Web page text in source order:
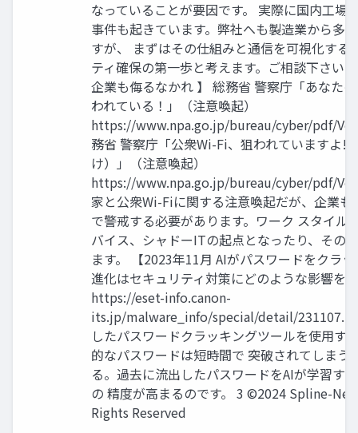
なっていることが要因です。 実際に国内工場
事件も起きています。弊社へも製造業から多
すが、 まずはその仕組みと通信を可視化する
ティ確保の第一歩と考えます。ご相談下さい
企業も侮るなかれ 】 総務省 警察庁「あなた
われている！」（注意喚起）
https://www.npa.go.jp/bureau/cyber/pdf/
務省 警察庁「公衆Wi-Fi、狙われていますよ!!
け）」（注意喚起）
https://www.npa.go.jp/bureau/cyber/pdf/
家と公衆Wi-Fiに関する注意喚起だが、企業も
で警戒する必要があります。ワーク スタイル
バイス、シャドーITの起点となったり、その
ます。 【2023年11月 AIがパスワードをクラ
進化はセキュリティ対策にどのような影響を
https://eset-info.canon-
its.jp/malware_info/special/detail/
したパスワードクラッキングツールを使用す
的なパスワードは短時間で 突破されてしまう
る。過去に流出したパスワードをAIが学習す
の 精度が高まるのです。 3 ©2024 Spline-
Rights Reserved